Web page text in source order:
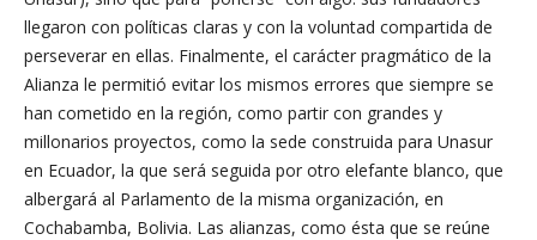
llegaron con políticas claras y con la voluntad compartida de
perseverar en ellas. Finalmente, el carácter pragmático de la
Alianza le permitió evitar los mismos errores que siempre se
han cometido en la región, como partir con grandes y
millonarios proyectos, como la sede construida para Unasur
en Ecuador, la que será seguida por otro elefante blanco, que
albergará al Parlamento de la misma organización, en
Cochabamba, Bolivia. Las alianzas, como ésta que se reúne